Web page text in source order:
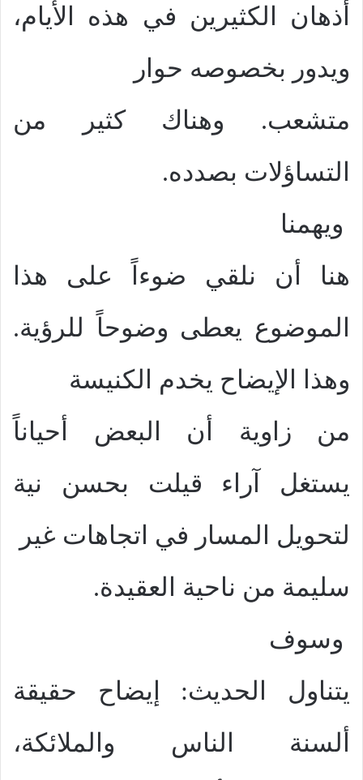
أذهان الكثيرين في هذه الأيام،
ويدور بخصوصه حوار
متشعب. وهناك كثير من
التساؤلات بصدده.
ويهمنا
هنا أن نلقي ضوءاً على هذا
الموضوع يعطى وضوحاً للرؤية.
وهذا الإيضاح يخدم الكنيسة
من زاوية أن البعض أحياناً
يستغل آراء قيلت بحسن نية
لتحويل المسار في اتجاهات غير
سليمة من ناحية العقيدة.
وسوف
يتناول الحديث: إيضاح حقيقة
ألسنة الناس والملائكة،